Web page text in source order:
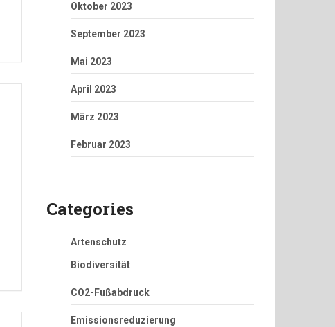
Oktober 2023
September 2023
Mai 2023
April 2023
März 2023
Februar 2023
Categories
Artenschutz
Biodiversität
CO2-Fußabdruck
Emissionsreduzierung